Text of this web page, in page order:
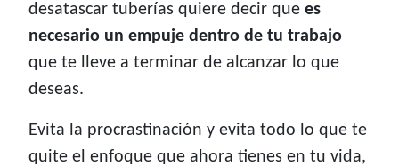
desatascar tuberías quiere decir que es
necesario un empuje dentro de tu trabajo
que te lleve a terminar de alcanzar lo que
deseas.
Evita la procrastinación y evita todo lo que te
quite el enfoque que ahora tienes en tu vida,